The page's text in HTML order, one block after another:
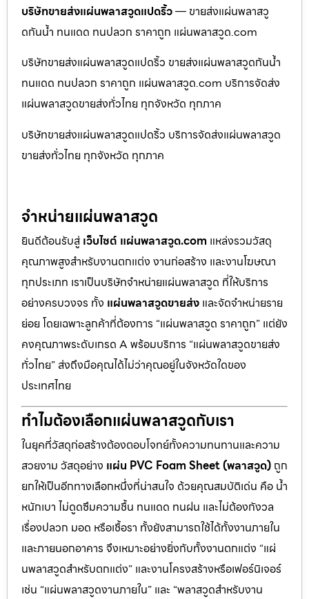
บริษัทขายส่งแผ่นพลาสวูดแปดริ้ว— ขายส่งแผ่นพลาสวู
ดกันน้ำ ทนแดด ทนปลวก ราคาถูก แผ่นพลาสวูด.com
บริษัทขายส่งแผ่นพลาสวูดแปดริ้ว ขายส่งแผ่นพลาสวูดกันน้ำ
ทนแดด ทนปลวก ราคาถูก แผ่นพลาสวูด.com บริการจัดส่ง
แผ่นพลาสวูดขายส่งทั่วไทย ทุกจังหวัด ทุกภาค
บริษัทขายส่งแผ่นพลาสวูดแปดริ้ว บริการจัดส่งแผ่นพลาสวูด
ขายส่งทั่วไทย ทุกจังหวัด ทุกภาค
จำหน่ายแผ่นพลาสวูด
ยินดีต้อนรับสู่ เว็บไซต์ แผ่นพลาสวูด.com แหล่งรวมวัสดุ
คุณภาพสูงสำหรับงานตกแต่ง งานก่อสร้าง และงานโฆษณา
ทุกประเภท เราเป็นบริษัทจำหน่ายแผ่นพลาสวูด ที่ให้บริการ
อย่างครบวงจร ทั้ง แผ่นพลาสวูดขายส่ง และจัดจำหน่ายราย
ย่อย โดยเฉพาะลูกค้าที่ต้องการ “แผ่นพลาสวูด ราคาถูก” แต่ยัง
คงคุณภาพระดับเกรด A พร้อมบริการ “แผ่นพลาสวูดขายส่ง
ทั่วไทย” ส่งถึงมือคุณได้ไม่ว่าคุณอยู่ในจังหวัดใดของ
ประเทศไทย
ทำไมต้องเลือกแผ่นพลาสวูดกับเรา
ในยุคที่วัสดุก่อสร้างต้องตอบโจทย์ทั้งความทนทานและความ
สวยงาม วัสดุอย่าง แผ่น PVC Foam Sheet (พลาสวูด) ถูก
ยกให้เป็นอีกทางเลือกหนึ่งที่น่าสนใจ ด้วยคุณสมบัติเด่น คือ น้ำ
หนักเบา ไม่ดูดซึมความชื้น ทนแดด ทนฝน และไม่ต้องกังวล
เรื่องปลวก มอด หรือเชื้อรา ทั้งยังสามารถใช้ได้ทั้งงานภายใน
และภายนอกอาคาร จึงเหมาะอย่างยิ่งกับทั้งงานตกแต่ง “แผ่
นพลาสวูดสำหรับตกแต่ง” และงานโครงสร้างหรือเฟอร์นิเจอร์
เช่น “แผ่นพลาสวูดงานภายใน” และ “พลาสวูดสำหรับงาน